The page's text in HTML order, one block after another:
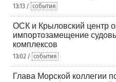
13:13 / события
ОСК и Крыловский центр
импортозамещение
комплексов
13:02 / события
Глава Морской коллегии